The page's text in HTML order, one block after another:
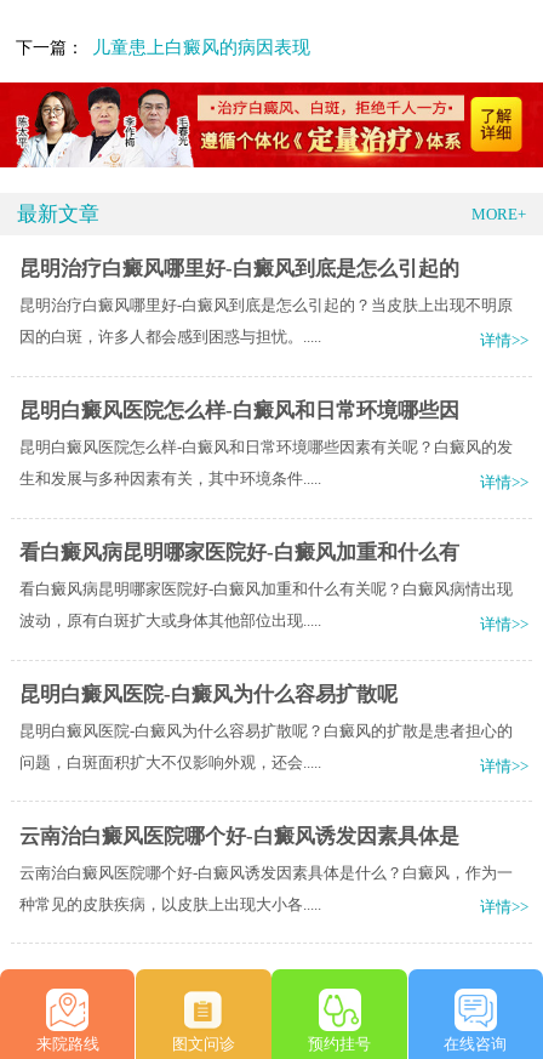
下一篇： 儿童患上白癜风的病因表现
最新文章 MORE+
昆明治疗白癜风哪里好-白癜风到底是怎么引起的
昆明治疗白癜风哪里好-白癜风到底是怎么引起的？当皮肤上出现不明原
因的白斑，许多人都会感到困惑与担忧。.....
详情>>
昆明白癜风医院怎么样-白癜风和日常环境哪些因
昆明白癜风医院怎么样-白癜风和日常环境哪些因素有关呢？白癜风的发
生和发展与多种因素有关，其中环境条件.....
详情>>
看白癜风病昆明哪家医院好-白癜风加重和什么有
看白癜风病昆明哪家医院好-白癜风加重和什么有关呢？白癜风病情出现
波动，原有白斑扩大或身体其他部位出现.....
详情>>
昆明白癜风医院-白癜风为什么容易扩散呢
昆明白癜风医院-白癜风为什么容易扩散呢？白癜风的扩散是患者担心的
问题，白斑面积扩大不仅影响外观，还会.....
详情>>
云南治白癜风医院哪个好-白癜风诱发因素具体是
云南治白癜风医院哪个好-白癜风诱发因素具体是什么？白癜风，作为一
种常见的皮肤疾病，以皮肤上出现大小各.....
详情>>
来院路线 图文问诊 预约挂号 在线咨询